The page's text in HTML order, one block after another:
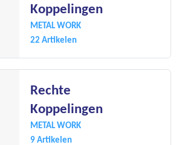
Ons assortiment
Onze merken
Onze diensten
Koppelingen
METAL WORK
22 Artikelen
Rechte
Koppelingen
METAL WORK
9 Artikelen